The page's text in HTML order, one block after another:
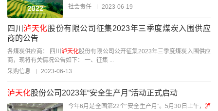
社会责任
2023-06-19
四川 泸天化股份有限公司征集2023年三季度煤炭入围供应
商的公告
各煤炭供应商： 四川 泸天化股份有限公司公开征集2023年三季度煤炭入围供应
商，现将有关情况公告如下： 一、征集 ...
采购信息
2023-06-13
泸天化股份公司2023年“安全生产月”活动正式启动
今年6月是全国第22个“安全生产月”。5月30日上午， 泸